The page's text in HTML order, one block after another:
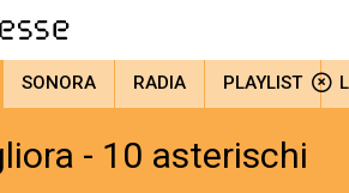
SONORA RADIA PLAYLIST
- 10 asterischi